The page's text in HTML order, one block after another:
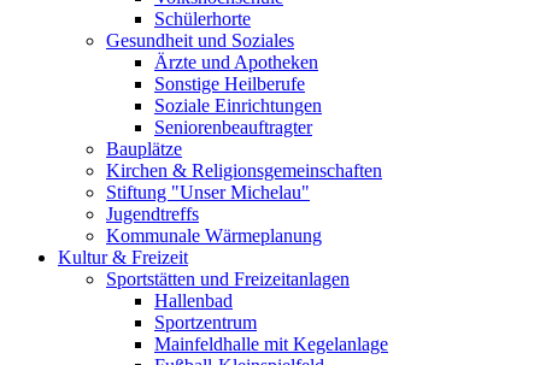
Schülerhorte
Gesundheit und Soziales
Ärzte und Apotheken
Sonstige Heilberufe
Soziale Einrichtungen
Seniorenbeauftragter
Bauplätze
Kirchen & Religionsgemeinschaften
Stiftung "Unser Michelau"
Jugendtreffs
Kommunale Wärmeplanung
Kultur & Freizeit
Sportstätten und Freizeitanlagen
Hallenbad
Sportzentrum
Mainfeldhalle mit Kegelanlage